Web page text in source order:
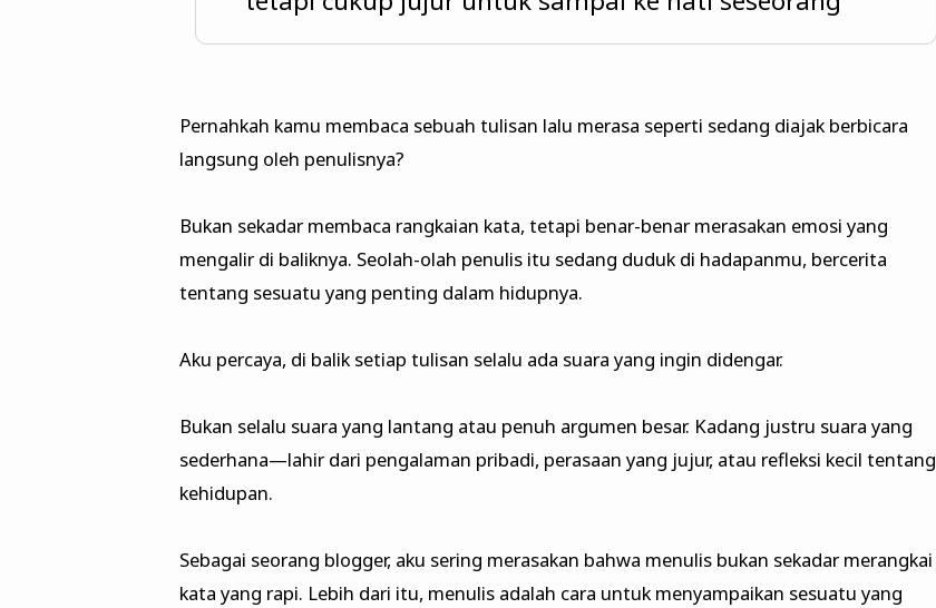
Pernahkah kamu membaca sebuah tulisan lalu merasa seperti sedang diajak berbicara
langsung oleh penulisnya?
Bukan sekadar membaca rangkaian kata, tetapi benar-benar merasakan emosi yang
mengalir di baliknya. Seolah-olah penulis itu sedang duduk di hadapanmu, bercerita
tentang sesuatu yang penting dalam hidupnya.
Aku percaya, di balik setiap tulisan selalu ada suara yang ingin didengar.
Bukan selalu suara yang lantang atau penuh argumen besar. Kadang justru suara yang
sederhana—lahir dari pengalaman pribadi, perasaan yang jujur, atau refleksi kecil tentang
kehidupan.
Sebagai seorang blogger, aku sering merasakan bahwa menulis bukan sekadar merangkai
kata yang rapi. Lebih dari itu, menulis adalah cara untuk menyampaikan sesuatu yang